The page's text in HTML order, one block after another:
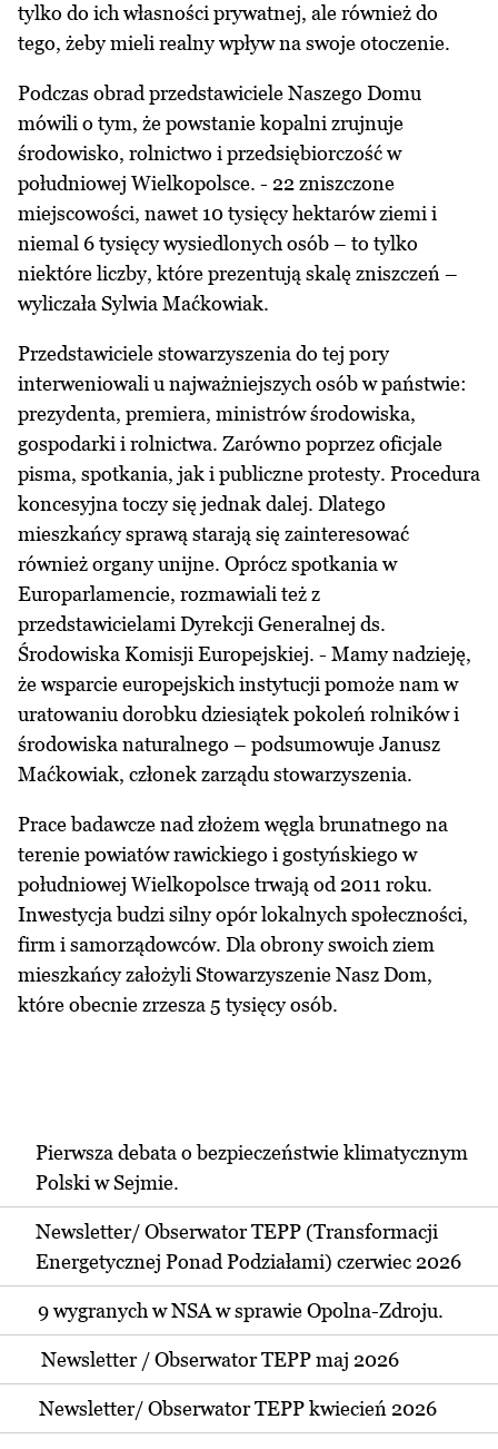
tylko do ich własności prywatnej, ale również do
tego, żeby mieli realny wpływ na swoje otoczenie.
Podczas obrad przedstawiciele Naszego Domu
mówili o tym, że powstanie kopalni zrujnuje
środowisko, rolnictwo i przedsiębiorczość w
południowej Wielkopolsce. - 22 zniszczone
miejscowości, nawet 10 tysięcy hektarów ziemi i
niemal 6 tysięcy wysiedlonych osób – to tylko
niektóre liczby, które prezentują skalę zniszczeń –
wyliczała Sylwia Maćkowiak.
Przedstawiciele stowarzyszenia do tej pory
interweniowali u najważniejszych osób w państwie:
prezydenta, premiera, ministrów środowiska,
gospodarki i rolnictwa. Zarówno poprzez oficjale
pisma, spotkania, jak i publiczne protesty. Procedura
koncesyjna toczy się jednak dalej. Dlatego
mieszkańcy sprawą starają się zainteresować
również organy unijne. Oprócz spotkania w
Europarlamencie, rozmawiali też z
przedstawicielami Dyrekcji Generalnej ds.
Środowiska Komisji Europejskiej. - Mamy nadzieję,
że wsparcie europejskich instytucji pomoże nam w
uratowaniu dorobku dziesiątek pokoleń rolników i
środowiska naturalnego – podsumowuje Janusz
Maćkowiak, członek zarządu stowarzyszenia.
Prace badawcze nad złożem węgla brunatnego na
terenie powiatów rawickiego i gostyńskiego w
południowej Wielkopolsce trwają od 2011 roku.
Inwestycja budzi silny opór lokalnych społeczności,
firm i samorządowców. Dla obrony swoich ziem
mieszkańcy założyli Stowarzyszenie Nasz Dom,
które obecnie zrzesza 5 tysięcy osób.
Pierwsza debata o bezpieczeństwie klimatycznym
Polski w Sejmie.
Newsletter/ Obserwator TEPP (Transformacji
Energetycznej Ponad Podziałami) czerwiec 2026
9 wygranych w NSA w sprawie Opolna-Zdroju.
Newsletter / Obserwator TEPP maj 2026
Newsletter/ Obserwator TEPP kwiecień 2026